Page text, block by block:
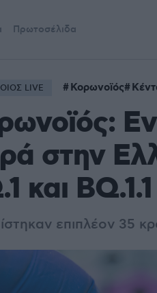
Πρωτοσέλιδα
LIVE Κορωνοϊός
στην
και ΒQ.1.1
επιπλέον 35